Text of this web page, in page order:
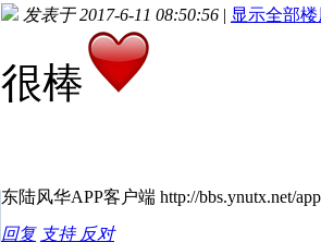
发表于 2017-6-11 08:50:56 | 显示全部
很棒
东陆风华APP客户端 http://bbs.ynutx.net/
回复 支持 反对